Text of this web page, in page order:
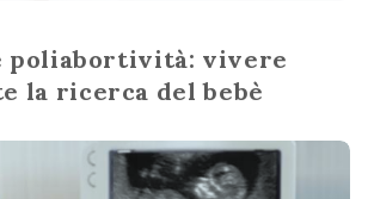
vivere
la ricerca del bebè